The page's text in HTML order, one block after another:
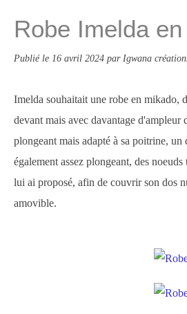
Robe Imelda
Publié le 16 avril 2024 par Igwana
Imelda souhaitait une robe en mikado,
devant mais avec davantage
plongeant mais adapté à sa poitrine,
également assez plongeant, des
lui ai proposé, afin de couvrir son dos
amovible.